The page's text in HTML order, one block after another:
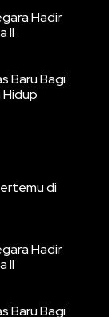
Hadir
II
Baru Bagi
Hidup
di
Hadir
II
Baru Bagi